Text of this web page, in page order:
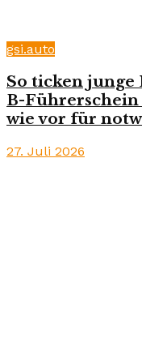
gsi.auto
So ticken
B-
wie vor für
27. Juli 2026